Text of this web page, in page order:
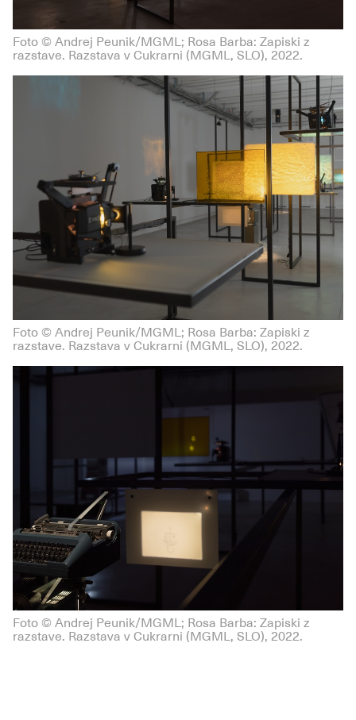
Foto © Andrej Peunik/MGML; Rosa Barba: Zapiski z
razstave. Razstava v Cukrarni (MGML, SLO), 2022.
Foto © Andrej Peunik/MGML; Rosa Barba: Zapiski z
razstave. Razstava v Cukrarni (MGML, SLO), 2022.
Foto © Andrej Peunik/MGML; Rosa Barba: Zapiski z
razstave. Razstava v Cukrarni (MGML, SLO), 2022.